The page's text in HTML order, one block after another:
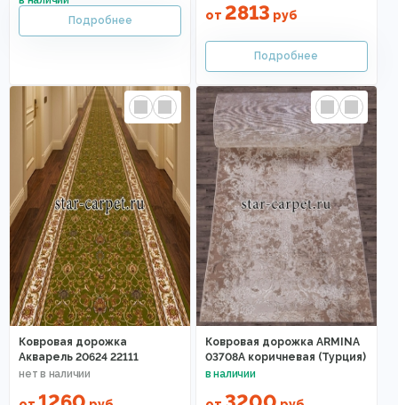
от 2813 руб
Ковровая дорожка
Акварель 20624 22111
Ковровая дорожка ARMINA
03708A коричневая (Турция)